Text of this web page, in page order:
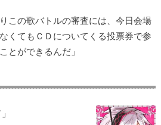
りこの歌バトルの審査には、今日会場
くてもＣＤについてくる投票券で参
とができるんだ」